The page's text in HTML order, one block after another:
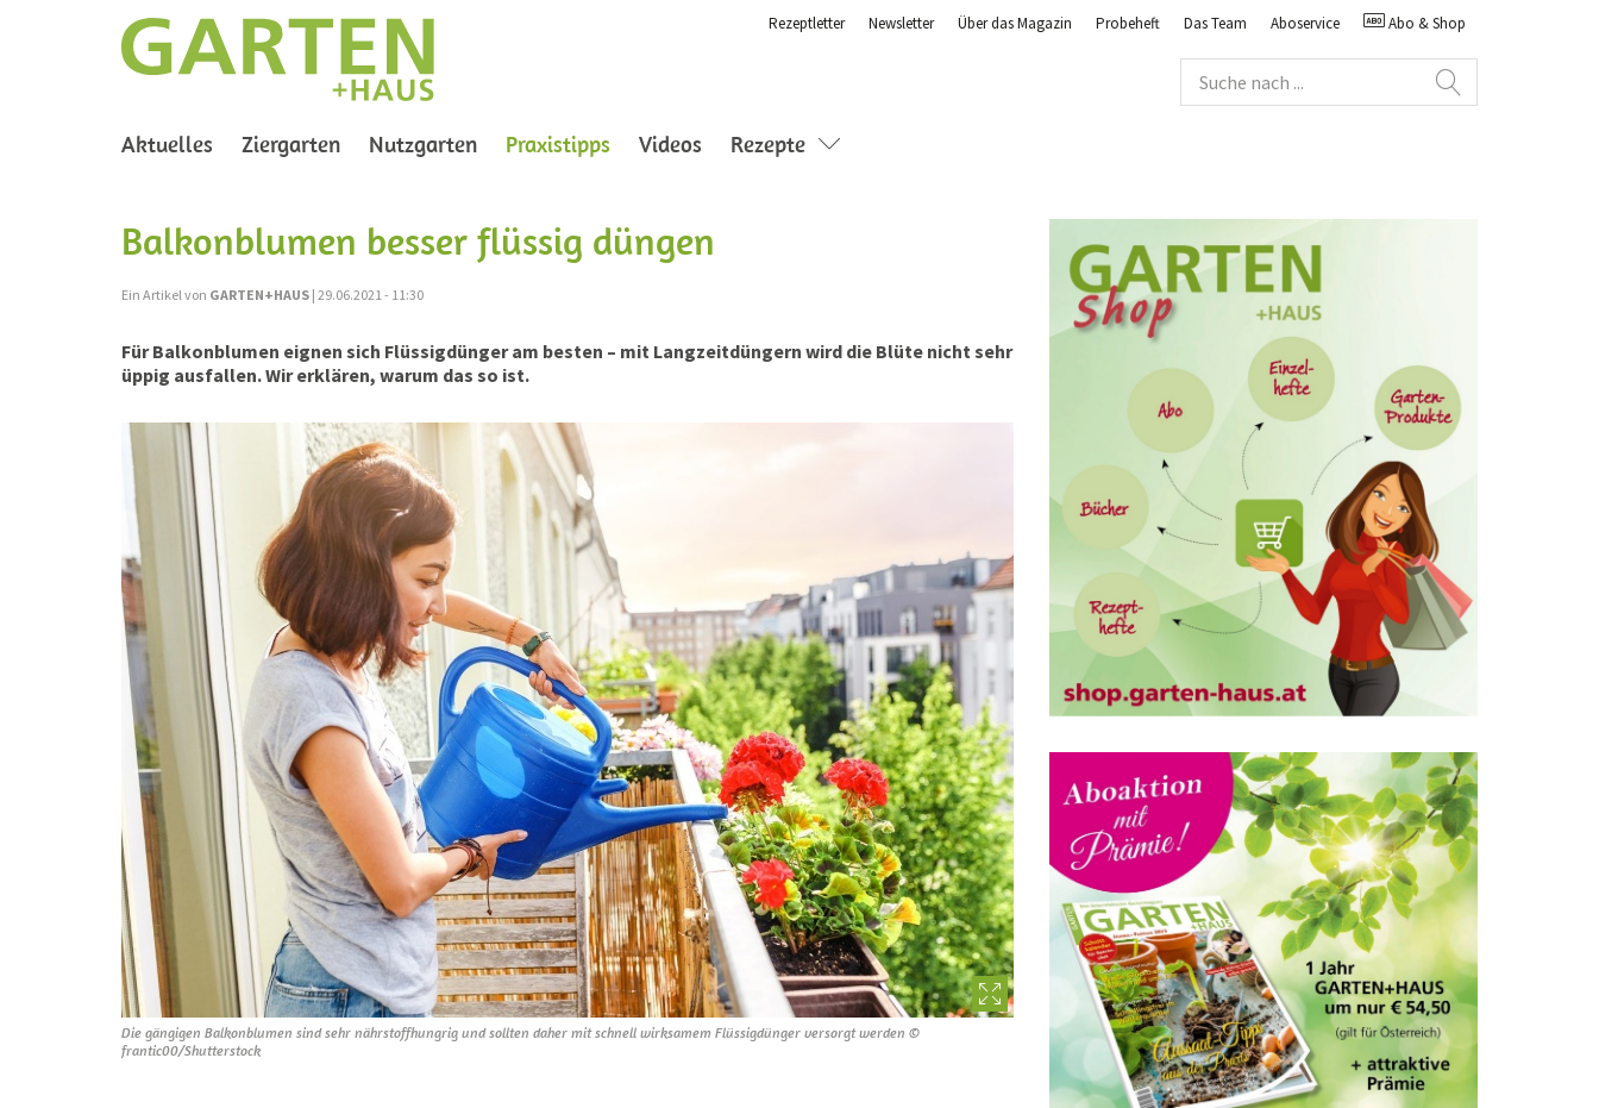
Rezeptletter Newsletter Über das Magazin Probeheft Das Team Aboservice Abo & Shop
Aktuelles Ziergarten Nutzgarten Praxistipps (current)
Videos Rezepte
Balkonblumen besser flüssig düngen
Ein Artikel von GARTEN+HAUS | 29.06.2021 - 11:30
Für Balkonblumen eignen sich Flüssigdünger am besten – mit Langzeitdüngern wird die Blüte nicht sehr
üppig ausfallen. Wir erklären, warum das so ist.
Die gängigen Balkonblumen sind sehr nährstoffhungrig und sollten daher mit schnell wirksamem Flüssigdünger versorgt werden ©
frantic00/Shutterstock